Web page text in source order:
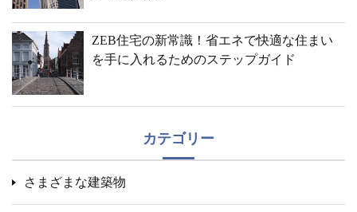
ZEB住宅の新常識！省エネで快適な住まい
を手に入れるためのステップガイド
カテゴリー
さまざまな建築物